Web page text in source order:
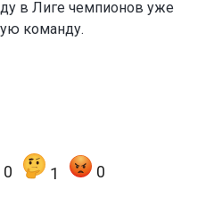
в Лиге чемпионов уже
команду.
0 1 0